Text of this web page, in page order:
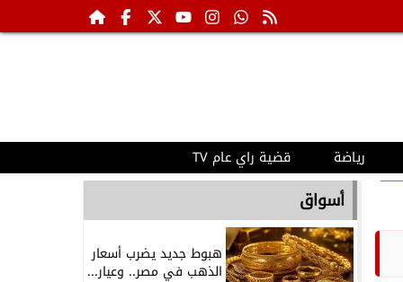
رياضة قضية راي عام TV
أسواق
هبوط جديد يضرب أسعار
الذهب في مصر.. وعيار...